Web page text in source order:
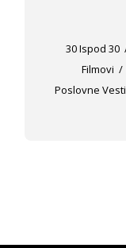
30 Ispod 30
Filmovi
Poslovne Vesti